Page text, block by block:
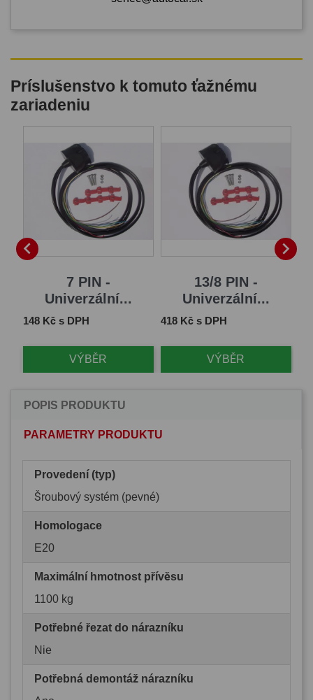
Príslušenstvo k tomuto ťažnému
zariadeniu

7 PIN -
Univerzální...
Cena
148 Kč s DPH
VÝBĚR
13/8 PIN -
Univerzální...
Cena
418 Kč s DPH
VÝBĚR

POPIS PRODUKTU
PARAMETRY PRODUKTU
Provedení (typ)
Šroubový systém (pevné)
Homologace
E20
Maximální hmotnost přívěsu
1100 kg
Potřebné řezat do nárazníku
Nie
Potřebná demontáž nárazníku